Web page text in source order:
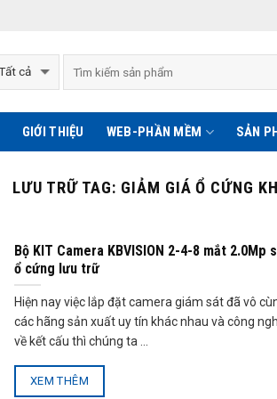
GIỚI THIỆU WEB-PHẦN MỀM SẢN
LƯU TRỮ TAG: GIẢM GIÁ Ổ CỨNG
Bộ KIT Camera KBVISION 2-4-8 mắt 2.0Mp
ổ cứng lưu trữ
Hiện nay việc lắp đặt camera giám sát đã vô
các hãng sản xuất uy tín khác nhau và công
về kết cấu thì chúng ta ...
XEM THÊM